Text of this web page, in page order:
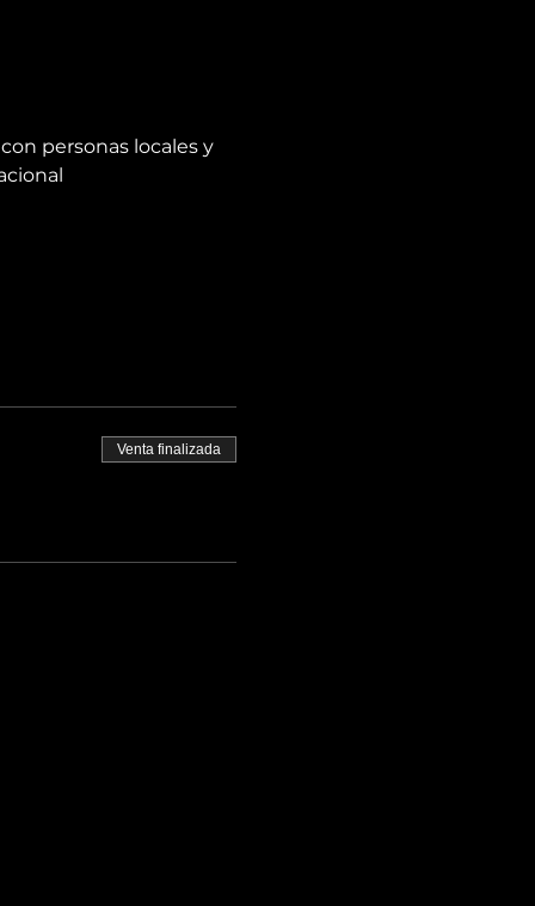
personas locales y
Venta finalizada